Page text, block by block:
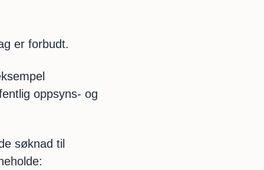
er forbudt.
oppsyns- og
søknad til